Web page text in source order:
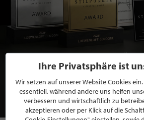
BEWERBEN SIE SICH FÜR
MITGLIEDSCHAFT BEI
JETZT GRATIS
Ihre Privatsphäre ist
Wir setzen auf unserer Website Cookies
essentiell, während andere uns helfen
verbessern und wirtschaftlich zu
akzeptieren oder per Klick auf die